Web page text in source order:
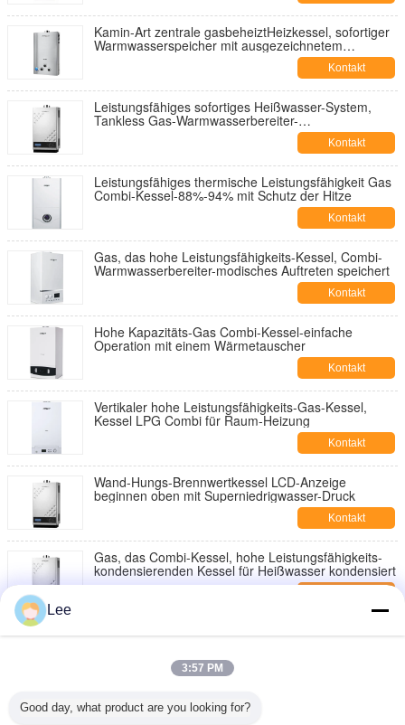
Kamin-Art zentrale gasbeheiztHeizkessel, sofortiger
Warmwasserspeicher mit ausgezeichnetem
Kontakt
Leistungsfähiges sofortiges Heißwasser-System,
Tankless Gas-Warmwasserbereiter-
Kontakt
Leistungsfähiges thermische Leistungsfähigkeit Gas
Combi-Kessel-88%-94% mit Schutz der Hitze
Kontakt
Gas, das hohe Leistungsfähigkeits-Kessel, Combi-
Warmwasserbereiter-modisches Auftreten speichert
Kontakt
Hohe Kapazitäts-Gas Combi-Kessel-einfache
Operation mit einem Wärmetauscher
Kontakt
Vertikaler hohe Leistungsfähigkeits-Gas-Kessel,
Kessel LPG Combi für Raum-Heizung
Kontakt
Wand-Hungs-Brennwertkessel LCD-Anzeige
beginnen oben mit Superniedrigwasser-Druck
Kontakt
Gas, das Combi-Kessel, hohe Leistungsfähigkeits-
kondensierenden Kessel für Heißwasser kondensiert
Lärmarmer Brennwertkessel steuern Maße
Energiesparende kondensierende Gaskessel, Gas-
Lee
3:57 PM
Good day, what product are you looking for?